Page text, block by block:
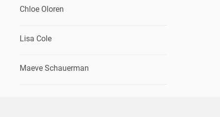
Chloe Oloren
Lisa Cole
Maeve Schauerman